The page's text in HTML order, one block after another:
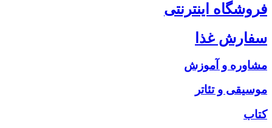
فروشگاه اینترنتی
سفارش غذا
مشاوره و آموزش
موسیقی و تئاتر
کتاب